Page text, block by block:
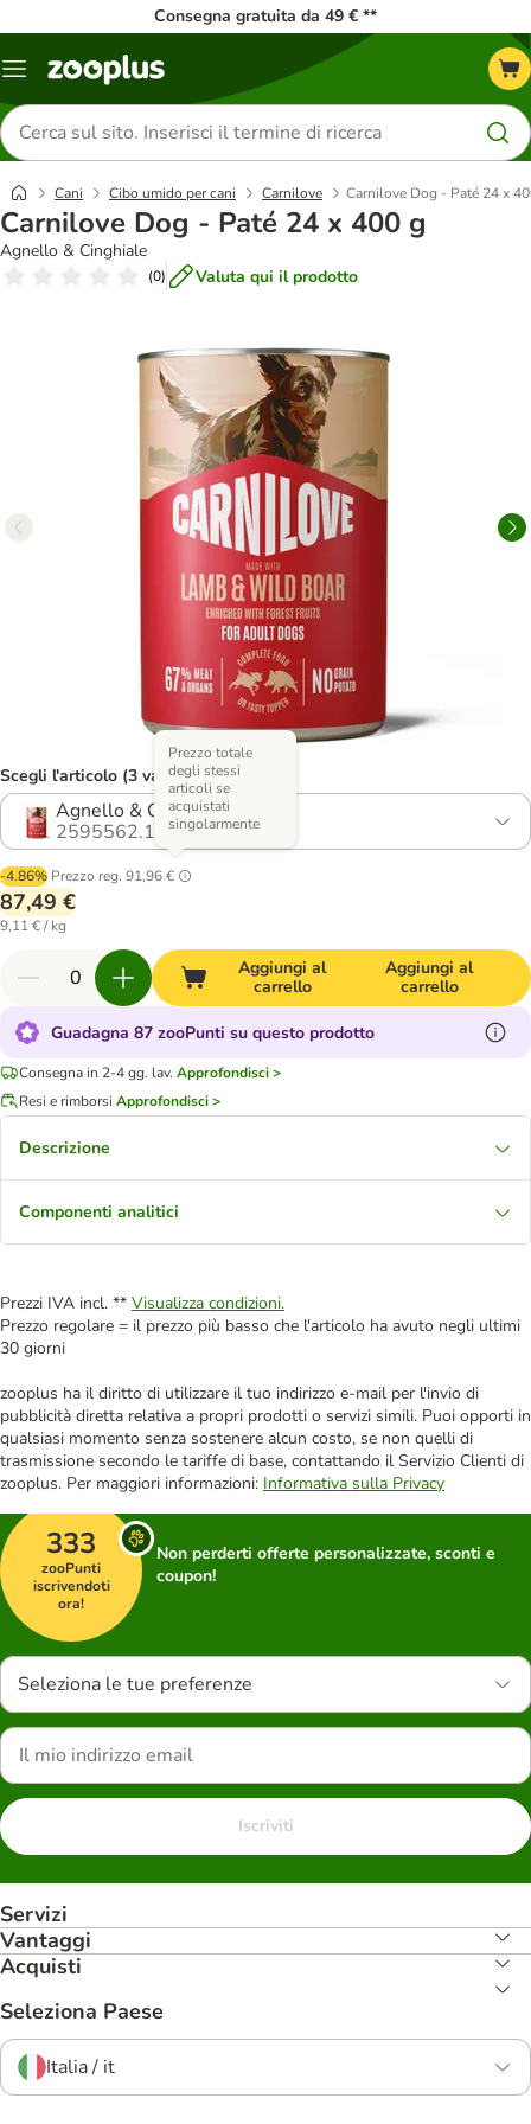
Consegna gratuita da 49 € **
Overview
Cerca
prodotti
Cani Cibo umido per cani Carnilove Carnilove Dog - Paté 24 x
Carnilove Dog - Paté 24 x 400 g
Agnello & Cinghiale
(0) Valuta qui il prodotto
Scegli l'articolo (3 varianti)
Agnello & Cinghiale
2595562.1
-4.86% Prezzo reg. 91,96 €
Prezzo totale
degli stessi
articoli se
acquistati
singolarmente
87,49 €
9,11 € / kg
Aggiungi al
carrello
Aggiungi al
carrello
Guadagna 87 zooPunti su questo prodotto
Consegna in 2-4 gg. lav. Approfondisci >
Resi e rimborsi Approfondisci >
Descrizione
Componenti analitici
Prezzi IVA incl. ** Visualizza condizioni.
Prezzo regolare = il prezzo più basso che l'articolo ha avuto negli ultimi
30 giorni
zooplus ha il diritto di utilizzare il tuo indirizzo e-mail per l'invio di
pubblicità diretta relativa a propri prodotti o servizi simili. Puoi opporti in
qualsiasi momento senza sostenere alcun costo, se non quelli di
trasmissione secondo le tariffe di base, contattando il Servizio Clienti di
zooplus. Per maggiori informazioni: Informativa sulla Privacy
333
zooPunti
iscrivendoti
ora!
Non perderti offerte personalizzate, sconti e
coupon!
Seleziona le tue preferenze
Iscriviti
Servizi
Vantaggi
Acquisti
Seleziona Paese
Italia / it